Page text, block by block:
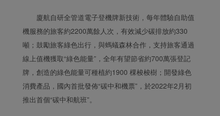
廈航自研全管道電子登機牌新技術，每年體驗自助值
機服務的旅客約2200萬餘人次，有效減少碳排放約330
噸；鼓勵旅客綠色出行，與螞蟻森林合作，支持旅客通過
線上值機獲取“綠色能量”，全年有望節省約700萬張登記
牌，創造的綠色能量可種植約1900 棵梭梭樹；開發綠色
消費產品，國內首批發佈“碳中和機票”，於2022年2月初
推出首個“碳中和航班”。